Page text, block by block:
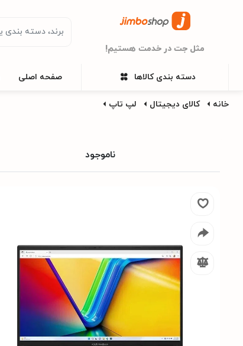
مثل جت در خدمت هستیم!
دسته بندی کالاها صفحه اصلی
خانه کالای دیجیتال لپ تاپ
ناموجود